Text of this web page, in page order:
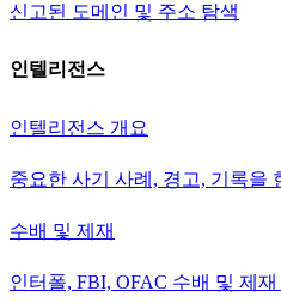
신고된 도메인 및 주소 탐색
인텔리전스
인텔리전스 개요
중요한 사기 사례, 경고, 기록을
수배 및 제재
인터폴, FBI, OFAC 수배 및 제